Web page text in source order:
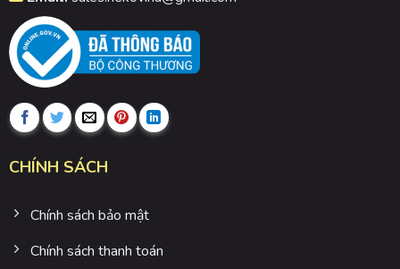
CHÍNH SÁCH
Chính sách bảo mật
Chính sách thanh toán